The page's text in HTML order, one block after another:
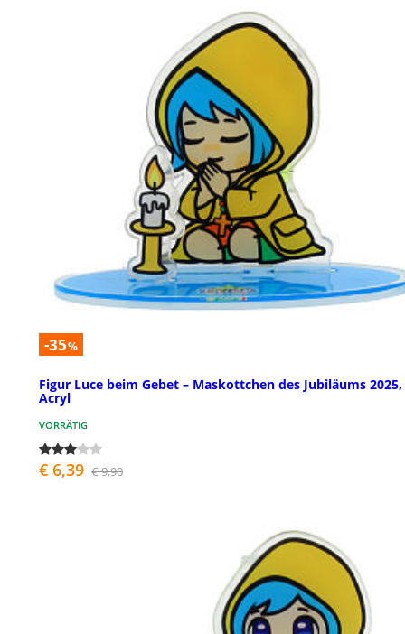
-35%
Figur Luce beim Gebet – Maskottchen des Jubiläums 2025,
Acryl
VORRÄTIG
€ 6,39 € 9,90